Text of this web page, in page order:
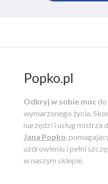
Popko.pl
Odkryj w sobie moc do
wymarzonego życia.
narzędzi i usług mistrza
Jana Popko,
uzdrowieniu i pełni
w naszym sklepie.